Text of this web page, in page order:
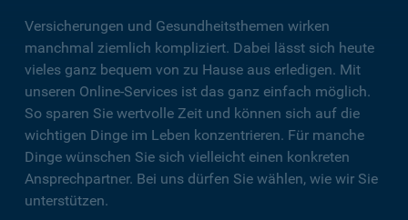
Versicherungen und Gesundheitsthemen wirken
manchmal ziemlich kompliziert. Dabei lässt sich heute
vieles ganz bequem von zu Hause aus erledigen. Mit
unseren Online-Services ist das ganz einfach möglich.
So sparen Sie wertvolle Zeit und können sich auf die
wichtigen Dinge im Leben konzentrieren. Für manche
Dinge wünschen Sie sich vielleicht einen konkreten
Ansprechpartner. Bei uns dürfen Sie wählen, wie wir Sie
unterstützen.